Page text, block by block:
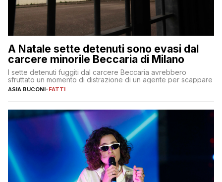
A Natale sette detenuti sono evasi dal
carcere minorile Beccaria di Milano
I sette detenuti fuggiti dal carcere Beccaria avrebbero
sfruttato un momento di distrazione di un agente per scappare
ASIA BUCONI-FATTI